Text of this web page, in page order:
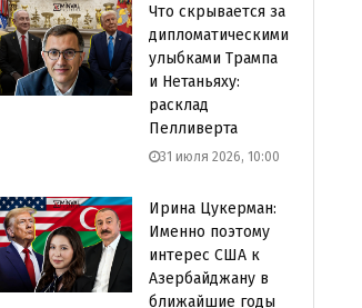
Что скрывается за
дипломатическими
улыбками Трампа
и Нетаньяху:
расклад
Пелливерта
31 июля 2026, 10:00
Ирина Цукерман:
Именно поэтому
интерес США к
Азербайджану в
ближайшие годы